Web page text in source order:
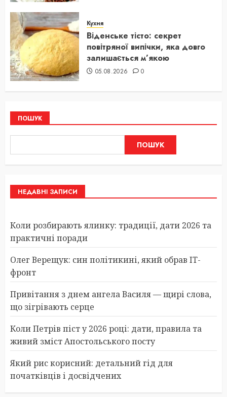
Кухня
Віденське тісто: секрет
повітряної випічки, яка довго
залишається м’якою
05.08.2026 0
ПОШУК
ПОШУК
НЕДАВНІ ЗАПИСИ
Коли розбирають ялинку: традиції, дати 2026 та
практичні поради
Олег Верещук: син політикині, який обрав IT-
фронт
Привітання з днем ангела Василя — щирі слова,
що зігрівають серце
Коли Петрів піст у 2026 році: дати, правила та
живий зміст Апостольського посту
Який рис корисний: детальний гід для
початківців і досвідчених